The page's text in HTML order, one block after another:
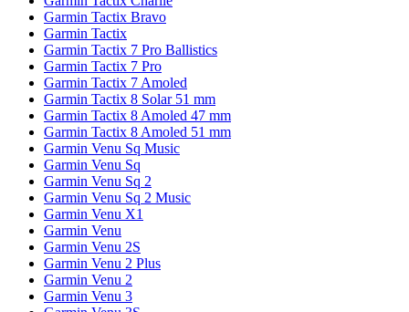
Garmin Tactix Bravo
Garmin Tactix
Garmin Tactix 7 Pro Ballistics
Garmin Tactix 7 Pro
Garmin Tactix 7 Amoled
Garmin Tactix 8 Solar 51 mm
Garmin Tactix 8 Amoled 47 mm
Garmin Tactix 8 Amoled 51 mm
Garmin Venu Sq Music
Garmin Venu Sq
Garmin Venu Sq 2
Garmin Venu Sq 2 Music
Garmin Venu X1
Garmin Venu
Garmin Venu 2S
Garmin Venu 2 Plus
Garmin Venu 2
Garmin Venu 3